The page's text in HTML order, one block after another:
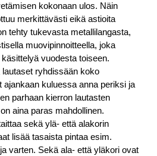
kokonaan ulos. Näin
merkittävästi eikä astioita
tehty tukevasta metallilangasta,
muovipinnoitteella, joka
vuodesta toiseen.
ryhdissään koko
ajankaan kuluessa anna periksi ja
parhaan kierron lautasten
aina paras mahdollinen.
sekä ylä- että alakorin
lisää tasaista pintaa esim.
varten. Sekä ala- että yläkori ovat